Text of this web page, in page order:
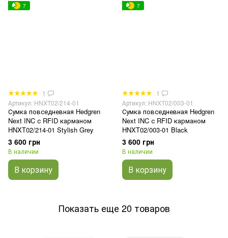
7
1
Артикул: HNXT02/214-01
Сумка повседневная Hedgren
Next INC с RFID карманом
HNXT02/214-01 Stylish Grey
3 600 грн
В наличии
В корзину
7
1
Артикул: HNXT02/003-01
Сумка повседневная Hedgren
Next INC с RFID карманом
HNXT02/003-01 Black
3 600 грн
В наличии
В корзину
Показать еще 20 товаров